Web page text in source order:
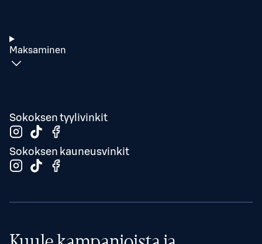
Maksaminen
Sokoksen tyylivinkit
Sokoksen kauneusvinkit